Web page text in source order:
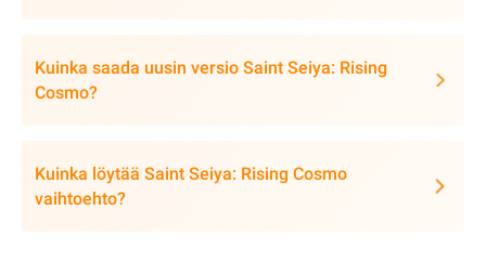
Kuinka saada uusin versio Saint Seiya: Rising
Cosmo?
Kuinka löytää Saint Seiya: Rising Cosmo
vaihtoehto?